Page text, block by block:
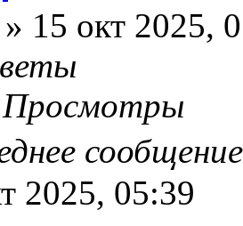
» 15 окт 2025,
Просмотры
2025, 05:39